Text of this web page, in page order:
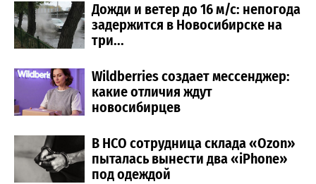
Дожди и ветер до 16 м/с: непогода
задержится в Новосибирске на
три...
Wildberries создает мессенджер:
какие отличия ждут
новосибирцев
В НСО сотрудница склада «Ozon»
пыталась вынести два «iPhone»
под одеждой